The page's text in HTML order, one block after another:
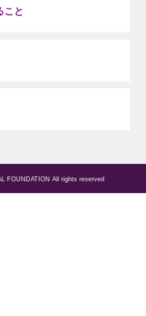
こと
FOUNDATION All rights reserved